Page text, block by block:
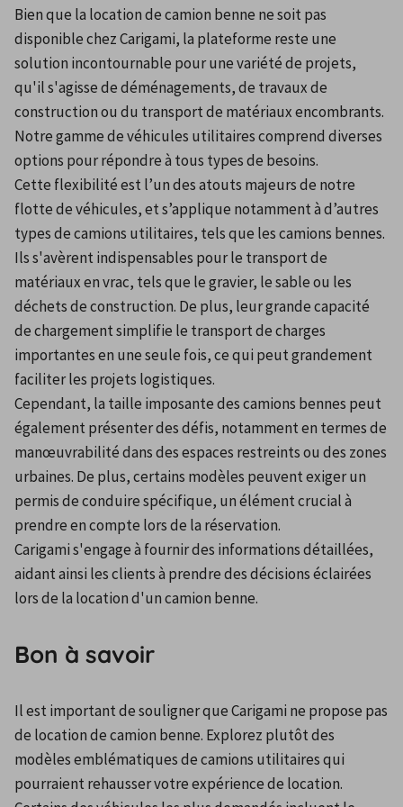
Bien que la location de camion benne ne soit pas
disponible chez Carigami, la plateforme reste une
solution incontournable pour une variété de projets,
qu'il s'agisse de déménagements, de travaux de
construction ou du transport de matériaux encombrants.
Notre gamme de véhicules utilitaires comprend diverses
options pour répondre à tous types de besoins.
Cette flexibilité est l’un des atouts majeurs de notre
flotte de véhicules, et s’applique notamment à d’autres
types de camions utilitaires, tels que les camions bennes.
Ils s'avèrent indispensables pour le transport de
matériaux en vrac, tels que le gravier, le sable ou les
déchets de construction. De plus, leur grande capacité
de chargement simplifie le transport de charges
importantes en une seule fois, ce qui peut grandement
faciliter les projets logistiques.
Cependant, la taille imposante des camions bennes peut
également présenter des défis, notamment en termes de
manœuvrabilité dans des espaces restreints ou des zones
urbaines. De plus, certains modèles peuvent exiger un
permis de conduire spécifique, un élément crucial à
prendre en compte lors de la réservation.
Carigami s'engage à fournir des informations détaillées,
aidant ainsi les clients à prendre des décisions éclairées
lors de la location d'un camion benne.
Bon à savoir
Il est important de souligner que Carigami ne propose pas
de location de camion benne. Explorez plutôt des
modèles emblématiques de camions utilitaires qui
pourraient rehausser votre expérience de location.